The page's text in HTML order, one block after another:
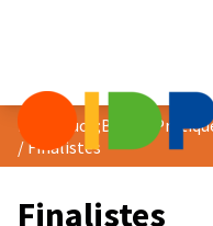
/Finalistes
Finalistes